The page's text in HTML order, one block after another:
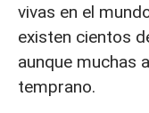
vivas en el
existen cientos
aunque muchas
temprano.